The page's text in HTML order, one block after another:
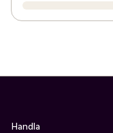
Handla